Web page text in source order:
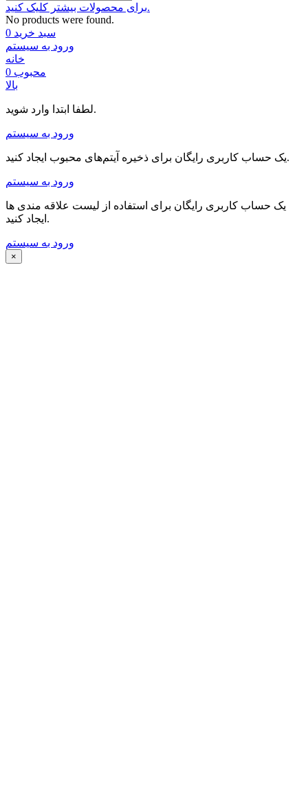
برای محصولات بیشتر کلیک کنید.
No products were found.
سبد خرید 0
ورود به سیستم
خانه
محبوب 0
بالا
لطفا ابتدا وارد شوید.
ورود به سیستم
یک حساب کاربری رایگان برای ذخیره آیتم‌های محبوب ایجاد کنید.
ورود به سیستم
یک حساب کاربری رایگان برای استفاده از لیست علاقه مندی ها
ایجاد کنید.
ورود به سیستم
×